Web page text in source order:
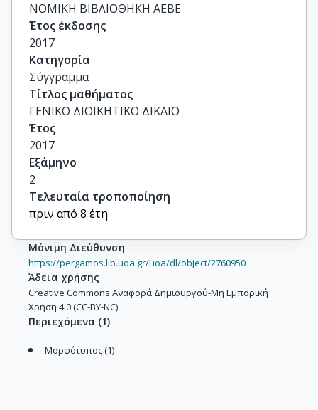
ΝΟΜΙΚΗ ΒΙΒΛΙΟΘΗΚΗ ΑΕΒΕ
Έτος έκδοσης
2017
Κατηγορία
Σύγγραμμα
Τίτλος μαθήματος
ΓΕΝΙΚΟ ΔΙΟΙΚΗΤΙΚΟ ΔΙΚΑΙΟ
Έτος
2017
Εξάμηνο
2
Τελευταία τροποποίηση
πριν από 8 έτη
Μόνιμη Διεύθυνση
https://pergamos.lib.uoa.gr/uoa/dl/object/2760950
Άδεια χρήσης
Creative Commons Αναφορά Δημιουργού-Μη Εμπορική
Χρήση 4.0 (CC-BY-NC)
Περιεχόμενα (1)
Μορφότυπος (1)